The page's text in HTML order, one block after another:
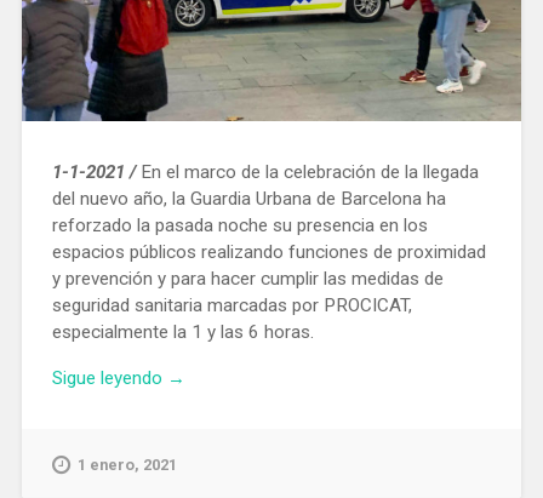
1-1-2021 /En el marco de la celebración de la llegada
del nuevo año, la Guardia Urbana de Barcelona ha
reforzado la pasada noche su presencia en los
espacios públicos realizando funciones de proximidad
y prevención y para hacer cumplir las medidas de
seguridad sanitaria marcadas por PROCICAT,
especialmente la 1 y las 6 horas.
Sigue leyendo «Los
en
→
1 enero, 2021